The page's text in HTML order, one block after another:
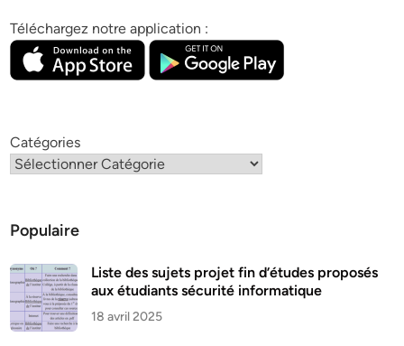
Téléchargez notre application :
Catégories
Populaire
Liste des sujets projet fin d’études proposés
aux étudiants sécurité informatique
18 avril 2025